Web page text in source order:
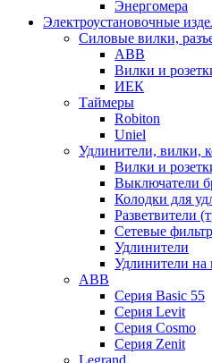
Энергомера
Электроустановочные
Силовые вилки,
ABB
Вилки и
ИЕК
Таймеры
Robiton
Uniel
Удлинители, вилки,
Вилки и
Выключатели
Колодки для
Разветвители
Сетевые
Удлинители
Удлинители на
ABB
Серия Basic 55
Серия Levit
Серия Cosmo
Серия Zenit
Legrand